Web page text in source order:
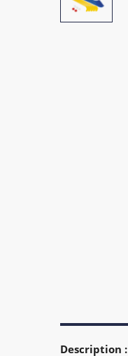
Description :